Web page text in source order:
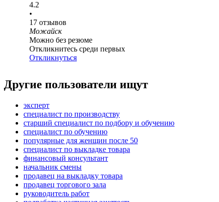
4.2
•
17 отзывов
Можайск
Можно без резюме
Откликнитесь среди первых
Откликнуться
Другие пользователи ищут
эксперт
специалист по производству
старший специалист по подбору и обучению
специалист по обучению
популярные для женщин после 50
специалист по выкладке товара
финансовый консультант
начальник смены
продавец на выкладку товара
продавец торгового зала
руководитель работ